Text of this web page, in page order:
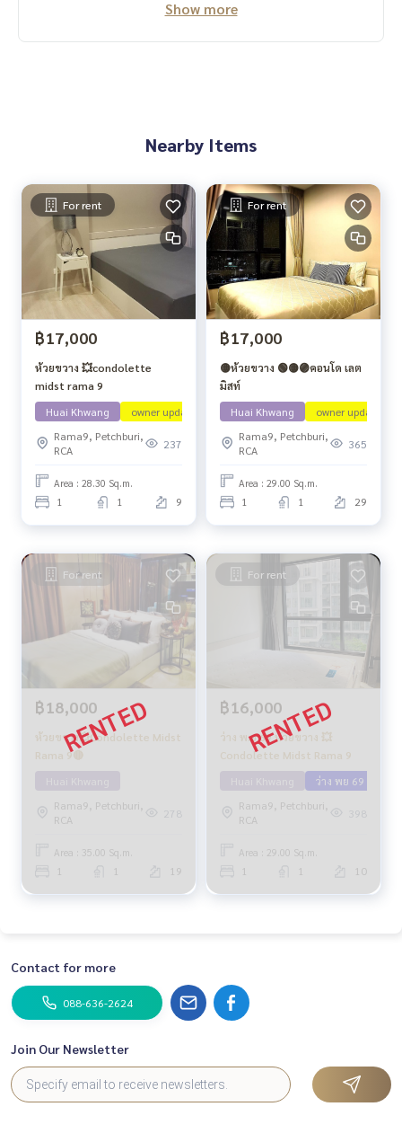
Show more
Nearby Items
For rent
฿17,000
ห้วยขวาง 💥condolette​
midst​ rama​ 9
Huai Khwang
owner update
Contact Line
Rama9, Petchburi,
RCA
237
Area : 28.30 Sq.m.
1 1 9
For rent
฿17,000
🟡ห้วยขวาง 🟢🟡🟣คอนโด เลต
มิสท์
Huai Khwang
owner update
Rama9, Petchburi,
RCA
365
Area : 29.00 Sq.m.
1 1 29
For rent
฿18,000
ห้วยขวาง💥Condolette Midst
Rama 9🔴
Rama9, Petchburi,
RCA
278
Area : 35.00 Sq.m.
1 1 19
For rent
฿16,000
ว่าง พ.ย 69 ห้วยขวาง 💥
Condolette Midst Rama 9
ว่าง พย 69
Rama9, Petchburi,
RCA
398
Area : 29.00 Sq.m.
1 1 10
Contact for more
088-636-2624
Join Our Newsletter